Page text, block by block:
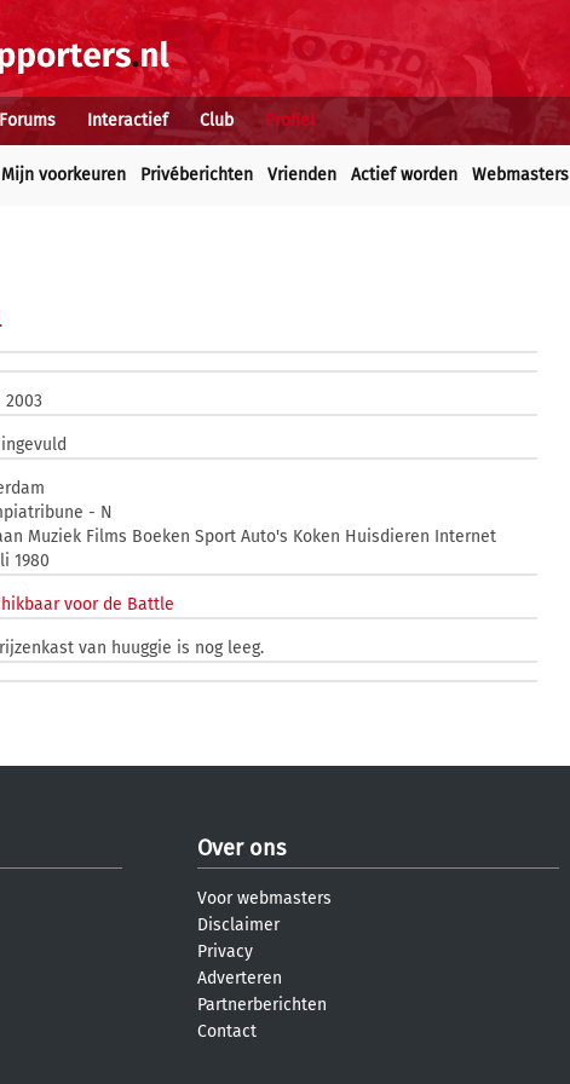
Forums Interactief Club Profiel
Mijn voorkeuren Privéberichten Vrienden Actief worden Webmasters
.
2003
- N
Muziek Films Boeken Sport Auto's Koken Huisdieren Internet
1980
voor de Battle
van huuggie is nog leeg.
Over ons
Voor webmasters
Disclaimer
Privacy
Adverteren
Partnerberichten
Contact